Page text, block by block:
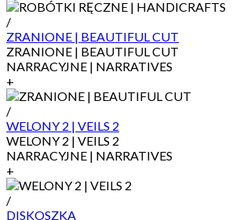
/
ZRANIONE | BEAUTIFUL CUT
ZRANIONE | BEAUTIFUL CUT
NARRACYJNE | NARRATIVES
+
/
WELONY 2 | VEILS 2
WELONY 2 | VEILS 2
NARRACYJNE | NARRATIVES
+
/
DISKOSZKA